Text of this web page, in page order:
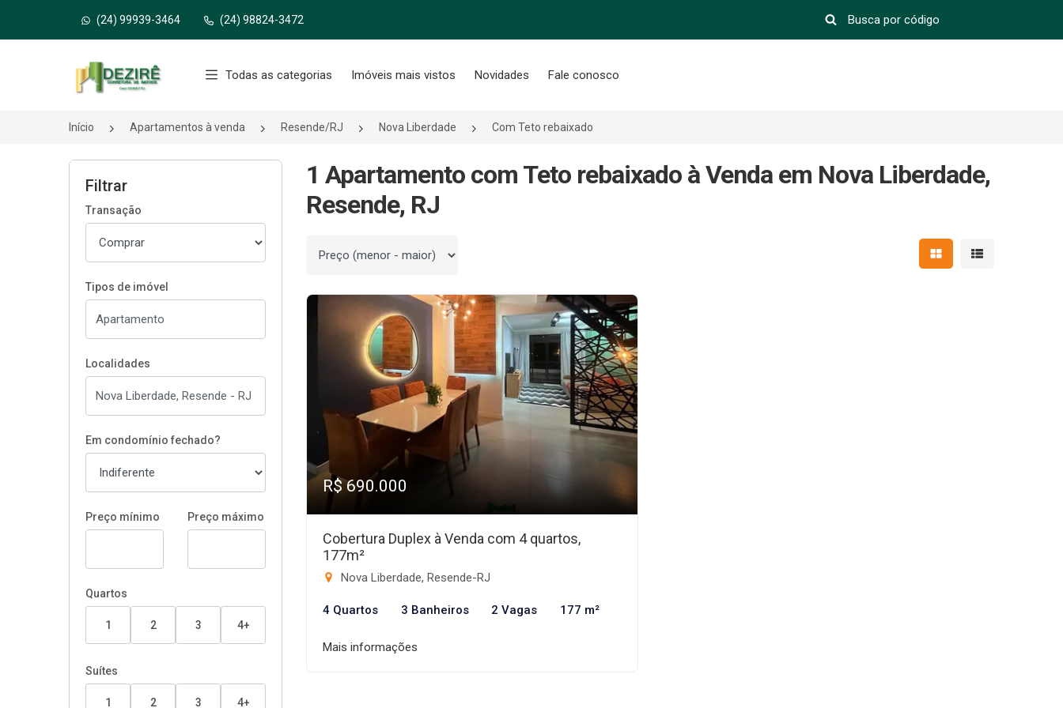
(24) 99939-3464 (24) 98824-3472
Página inicial
Todas as categorias Imóveis mais vistos Novidades Fale conosco
Início Apartamentos à venda Resende/RJ Nova Liberdade Com Teto rebaixado
Filtrar
Transação
Tipos de imóvel
Localidades
Em condomínio fechado?
Preço mínimo Preço máximo
Quartos
1 2 3 4+
Suítes
1 2 3 4+
1 Apartamento com Teto rebaixado à Venda em Nova Liberdade,
Resende, RJ
Ordenar por Mostrar resultados em
Mostrar
R$ 690.000
Cobertura Duplex à Venda com 4 quartos,
177m²
Nova Liberdade, Resende-RJ
4 Quartos 3 Banheiros 2 Vagas 177 m²
Mais informações